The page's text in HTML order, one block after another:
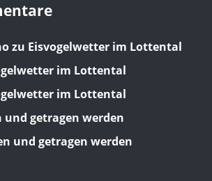
zu Eisvogelwetter im Lottental
im Lottental
im Lottental
und getragen werden
und getragen werden